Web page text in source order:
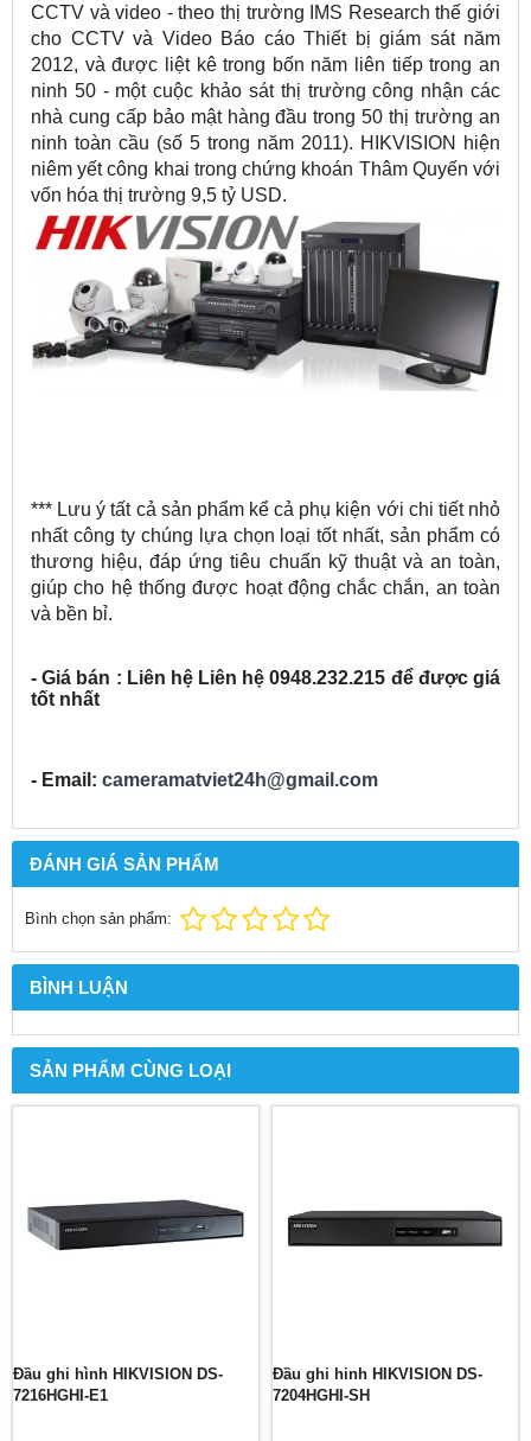
CCTV và video - theo thị trường IMS Research thế giới
cho CCTV và Video Báo cáo Thiết bị giám sát năm
2012, và được liệt kê trong bốn năm liên tiếp trong an
ninh 50 - một cuộc khảo sát thị trường công nhận các
nhà cung cấp bảo mật hàng đầu trong 50 thị trường an
ninh toàn cầu (số 5 trong năm 2011). HIKVISION hiện
niêm yết công khai trong chứng khoán Thâm Quyến với
vốn hóa thị trường 9,5 tỷ USD.
*** Lưu ý tất cả sản phẩm kể cả phụ kiện với chi tiết nhỏ
nhất công ty chúng lựa chọn loại tốt nhất, sản phẩm có
thương hiệu, đáp ứng tiêu chuẩn kỹ thuật và an toàn,
giúp cho hệ thống được hoạt động chắc chắn, an toàn
và bền bỉ.
- Giá bán : Liên hệ Liên hệ 0948.232.215 để được giá
tốt nhất
- Email: cameramatviet24h@gmail.com
ĐÁNH GIÁ SẢN PHẨM
Bình chọn sản phẩm:
BÌNH LUẬN
SẢN PHẨM CÙNG LOẠI
Đầu ghi hình HIKVISION DS-
7216HGHI-E1
Đầu ghi hinh HIKVISION DS-
7204HGHI-SH